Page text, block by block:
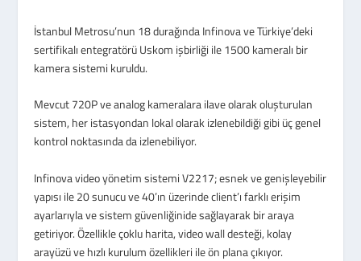
İstanbul Metrosu’nun 18 durağında Infinova ve Türkiye’deki
sertifikalı entegratörü Uskom işbirliği ile 1500 kameralı bir
kamera sistemi kuruldu.
Mevcut 720P ve analog kameralara ilave olarak oluşturulan
sistem, her istasyondan lokal olarak izlenebildiği gibi üç genel
kontrol noktasında da izlenebiliyor.
Infinova video yönetim sistemi V2217; esnek ve genişleyebilir
yapısı ile 20 sunucu ve 40’ın üzerinde client’ı farklı erişim
ayarlarıyla ve sistem güvenliğinide sağlayarak bir araya
getiriyor. Özellikle çoklu harita, video wall desteği, kolay
arayüzü ve hızlı kurulum özellikleri ile ön plana çıkıyor.